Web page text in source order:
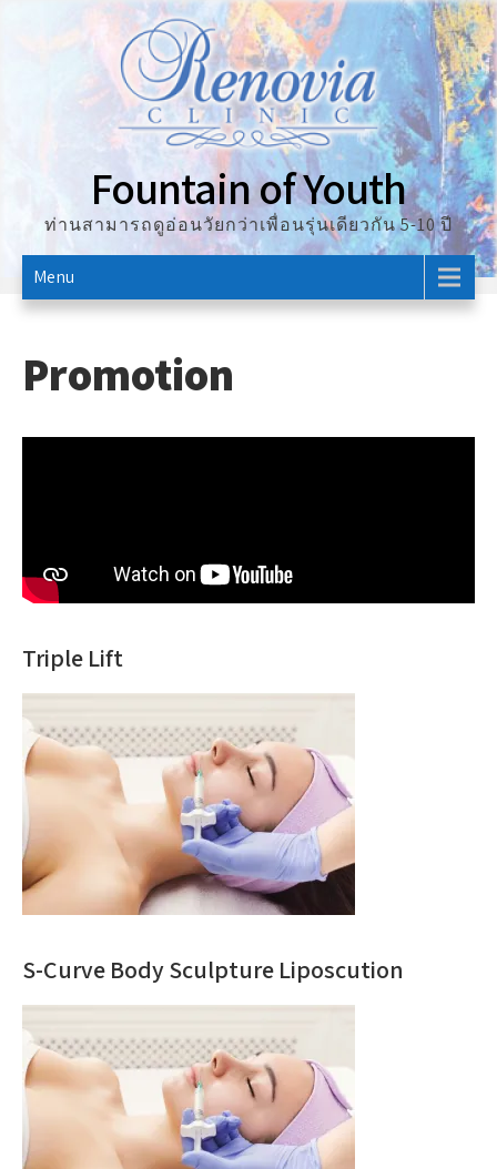
Fountain of Youth
ท่านสามารถดูอ่อนวัยกว่าเพื่อนรุ่นเดียวกัน 5-10 ปี
Menu
Promotion
Triple Lift
S-Curve Body Sculpture Liposcution